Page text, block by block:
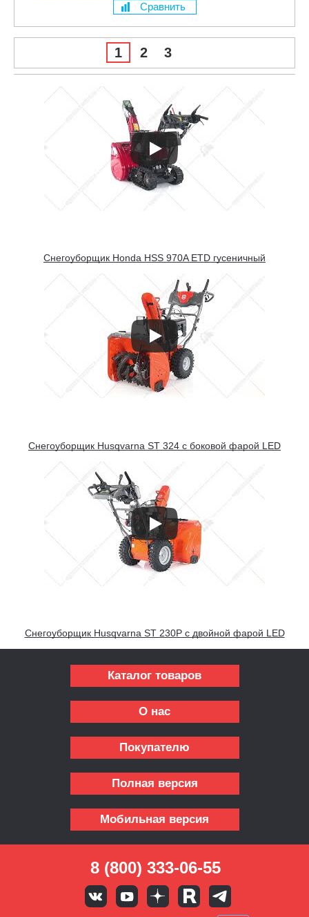
Сравнить
1 2 3
Снегоуборщик Honda HSS 970A ETD гусеничный
Снегоуборщик Husqvarna ST 324 с боковой фарой LED
Снегоуборщик Husqvarna ST 230P с двойной фарой LED
Каталог товаров
О нас
Покупателю
Полная версия
Мобильная версия
8 (800) 333-06-55